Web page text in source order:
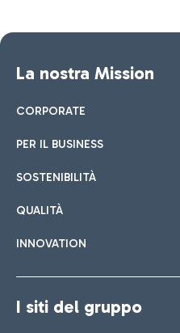
La nostra Mission
CORPORATE
PER IL BUSINESS
SOSTENIBILITÀ
QUALITÀ
INNOVATION
I siti del gruppo